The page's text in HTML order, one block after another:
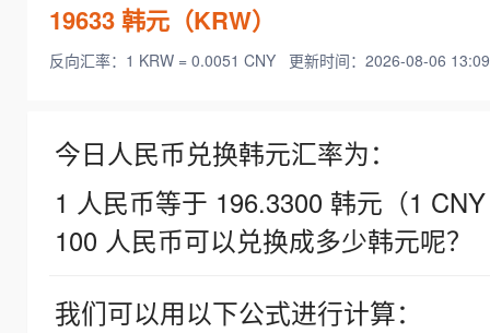
19633韩元（KRW）
反向汇率：1 KRW = 0.0051 CNY 更新时间：2026-08-06
今日人民币兑换韩元汇率为：
1 人民币等于 196.3300 韩元（1
100 人民币可以兑换成多少韩元呢？
我们可以用以下公式进行计算：